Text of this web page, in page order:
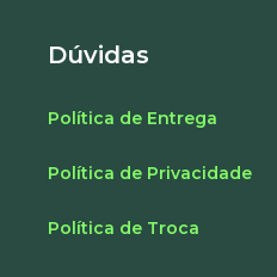
Dúvidas
Política de Entrega
Política de Privacidade
Política de Troca